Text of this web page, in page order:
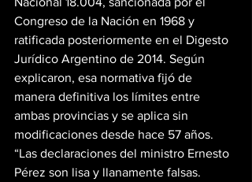
Congreso de la Nación en 1968 y
ratificada posteriormente en el Digesto
Jurídico Argentino de 2014. Según
explicaron, esa normativa fijó de
manera definitiva los límites entre
ambas provincias y se aplica sin
modificaciones desde hace 57 años.
“Las declaraciones del ministro Ernesto
Pérez son lisa y llanamente falsas.